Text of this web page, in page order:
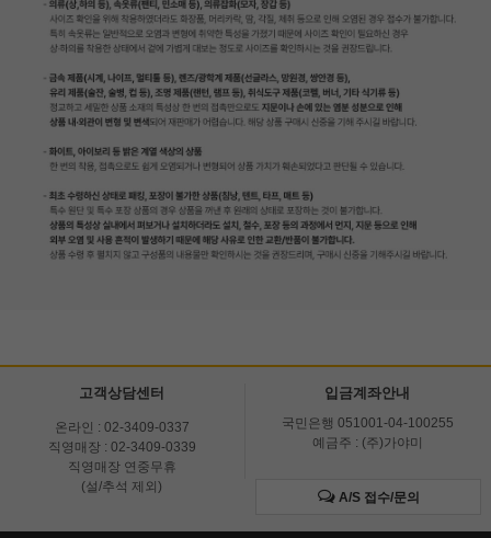
고객상담센터
온라인 : 02-3409-0337
직영매장 : 02-3409-0339
직영매장 연중무휴
(설/추석 제외)
입금계좌안내
국민은행 051001-04-100255
예금주 : (주)가야미
A/S 접수/문의